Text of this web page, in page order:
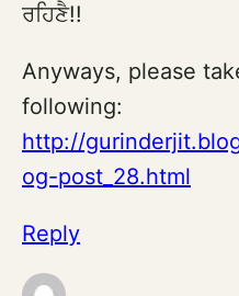
ਰਹਿਣੈ!!
Anyways, please
following:
http://
og-post_28.html
Reply